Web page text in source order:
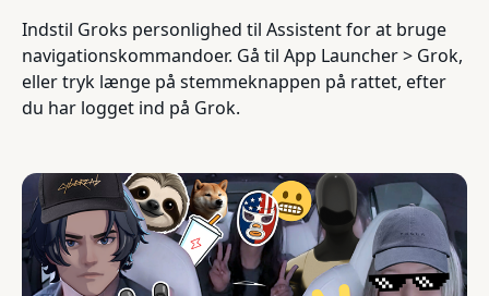
Indstil Groks personlighed til Assistent for at bruge
navigationskommandoer. Gå til App Launcher > Grok,
eller tryk længe på stemmeknappen på rattet, efter
du har logget ind på Grok.